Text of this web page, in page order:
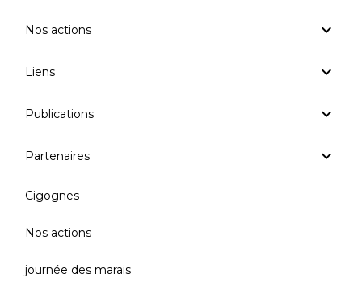
Nos actions
Liens
Publications
Partenaires
Cigognes
Nos actions
journée des marais